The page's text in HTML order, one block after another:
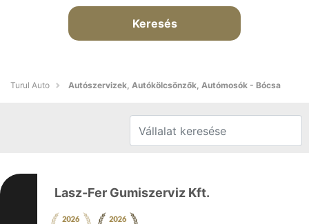
Keresés
Turul Auto Autószervizek, Autókölcsönzők, Autómosók - Bócsa
Lasz-Fer Gumiszerviz Kft.